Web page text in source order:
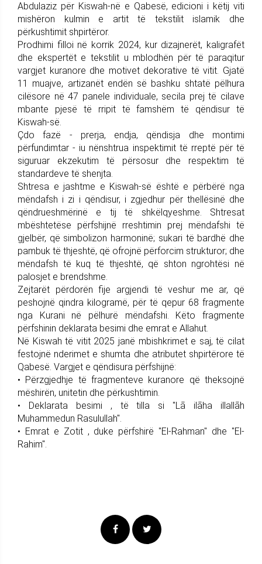
Abdulaziz për Kiswah-në e Qabesë, edicioni i këtij viti
mishëron kulmin e artit të tekstilit islamik dhe
përkushtimit shpirtëror.
Prodhimi filloi në korrik 2024, kur dizajnerët, kaligrafët
dhe ekspertët e tekstilit u mblodhën për të paraqitur
vargjet kuranore dhe motivet dekorative të vitit. Gjatë
11 muajve, artizanët endën së bashku shtatë pëlhura
cilësore në 47 panele individuale, secila prej të cilave
mbante pjesë të rripit të famshëm të qëndisur të
Kiswah-së.
Çdo fazë - prerja, endja, qëndisja dhe montimi
përfundimtar - iu nënshtrua inspektimit të rreptë për të
siguruar ekzekutim të përsosur dhe respektim të
standardeve të shenjta.
Shtresa e jashtme e Kiswah-së është e përbërë nga
mëndafsh i zi i qëndisur, i zgjedhur për thellësinë dhe
qëndrueshmërinë e tij të shkëlqyeshme. Shtresat
mbështetëse përfshijnë rreshtimin prej mëndafshi të
gjelbër, që simbolizon harmoninë; sukari të bardhë dhe
pambuk të thjeshtë, që ofrojnë përforcim strukturor; dhe
mëndafsh të kuq të thjeshtë, që shton ngrohtësi në
palosjet e brendshme.
Zejtarët përdorën fije argjendi të veshur me ar, që
peshojnë qindra kilogramë, për të qepur 68 fragmente
nga Kurani në pëlhurë mëndafshi. Këto fragmente
përfshinin deklarata besimi dhe emrat e Allahut.
Në Kiswah të vitit 2025 janë mbishkrimet e saj, të cilat
festojnë nderimet e shumta dhe atributet shpirtërore të
Qabesë. Vargjet e qëndisura përfshijnë:
• Përzgjedhje të fragmenteve kuranore që theksojnë
mëshirën, unitetin dhe përkushtimin.
• Deklarata besimi , të tilla si "Lā ilāha illallāh
Muhammedun Rasulullah".
• Emrat e Zotit , duke përfshirë "El-Rahman" dhe "El-
Rahim".